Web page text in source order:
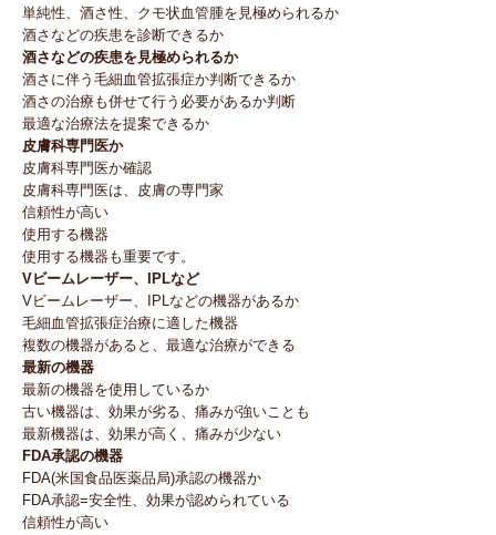
単純性、酒さ性、クモ状血管腫を見極められるか
酒さなどの疾患を診断できるか
酒さなどの疾患を見極められるか
酒さに伴う毛細血管拡張症か判断できるか
酒さの治療も併せて行う必要があるか判断
最適な治療法を提案できるか
皮膚科専門医か
皮膚科専門医か確認
皮膚科専門医は、皮膚の専門家
信頼性が高い
使用する機器
使用する機器も重要です。
Vビームレーザー、IPLなど
Vビームレーザー、IPLなどの機器があるか
毛細血管拡張症治療に適した機器
複数の機器があると、最適な治療ができる
最新の機器
最新の機器を使用しているか
古い機器は、効果が劣る、痛みが強いことも
最新機器は、効果が高く、痛みが少ない
FDA承認の機器
FDA(米国食品医薬品局)承認の機器か
FDA承認=安全性、効果が認められている
信頼性が高い